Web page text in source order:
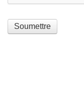
Soumettre